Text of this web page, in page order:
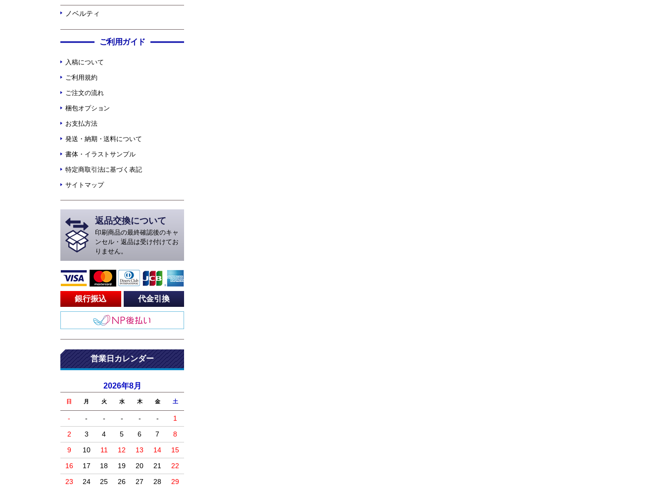
ノベルティ
ご利用ガイド
入稿について
ご利用規約
ご注文の流れ
梱包オプション
お支払方法
発送・納期・送料について
書体・イラストサンプル
特定商取引法に基づく表記
サイトマップ
返品交換について
印刷商品の最終確認後のキャ
ンセル・返品は受け付けてお
りません。
銀行振込 代金引換
営業日カレンダー
2026年8月
日 月 火 水 木 金 土
- - - - - -
1
2
3 4 5 6 7
8
9
10 11 12 13 14
15
16
17 18 19 20 21
22
23
24 25 26 27 28 29